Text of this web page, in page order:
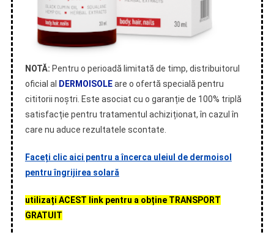
NOTĂ: Pentru o perioadă limitată de timp, distribuitorul
oficial al
DERMOISOLEare o ofertă specială pentru
cititorii noștri. Este asociat cu o garanție de 100% triplă
satisfacție pentru tratamentul achiziționat, în cazul în
care nu aduce rezultatele scontate.
Faceți clic aici pentru a încerca uleiul de dermoisol
pentru îngrijirea solară
utilizați ACEST link pentru a obține TRANSPORT
GRATUIT